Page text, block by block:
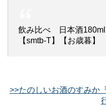
飲み比べ 日本酒180ml
【smtb-T】【お歳暮】
>>たのしいお酒のすみか